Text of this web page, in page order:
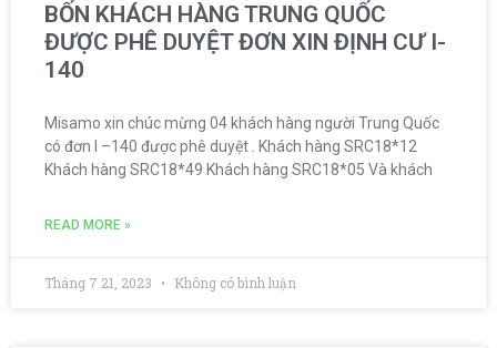
BỐN KHÁCH HÀNG TRUNG QUỐC
ĐƯỢC PHÊ DUYỆT ĐƠN XIN ĐỊNH CƯ I-
140
Misamo xin chúc mừng 04 khách hàng người Trung Quốc
có đơn I –140 được phê duyệt . Khách hàng SRC18*12
Khách hàng SRC18*49 Khách hàng SRC18*05 Và khách
READ MORE »
Tháng 7 21, 2023 Không có bình luận